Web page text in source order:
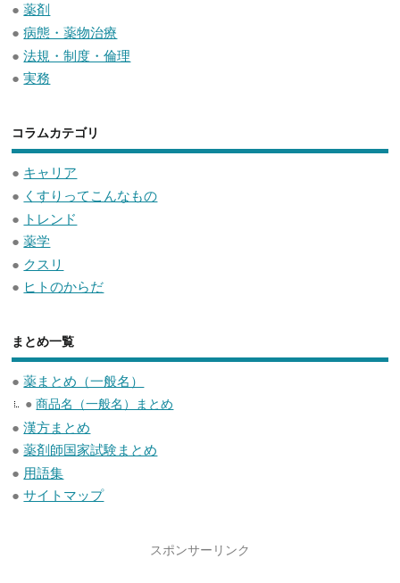
●薬剤
●病態・薬物治療
●法規・制度・倫理
●実務
コラムカテゴリ
● キャリア
● くすりってこんなもの
● トレンド
●薬学
● クスリ
● ヒトのからだ
まとめ一覧
●薬まとめ（一般名）
●商品名（一般名）まとめ
●漢方まとめ
●薬剤師国家試験まとめ
● 用語集
●サイトマップ
スポンサーリンク